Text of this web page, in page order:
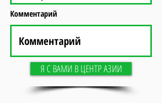
Комментарий
Я С ВАМИ В ЦЕНТР АЗИИ